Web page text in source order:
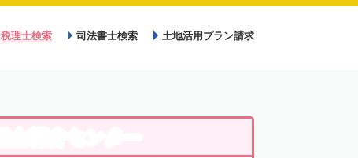
税理士検索 司法書士検索 土地活用プラン請求